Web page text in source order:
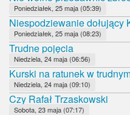
Poniedziałek, 25 maja (05:39)
Niespodziewanie dołujący
Poniedziałek, 25 maja (08:23)
Trudne pojęcia
Niedziela, 24 maja (06:56)
Kurski na ratunek w
Niedziela, 24 maja (09:10)
Czy Rafał Trzaskowski
Sobota, 23 maja (07:17)